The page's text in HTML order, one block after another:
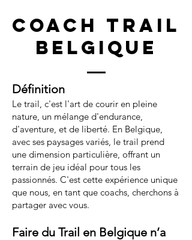
Coach trail
belgique
Définition
Le trail, c'est l'art de courir en pleine
nature, un mélange d'endurance,
d'aventure, et de liberté. En Belgique,
avec ses paysages variés, le trail prend
une dimension particulière, offrant un
terrain de jeu idéal pour tous les
passionnés. C'est cette expérience unique
que nous, en tant que coachs, cherchons à
partager avec vous.
Faire du Trail en Belgique n’a